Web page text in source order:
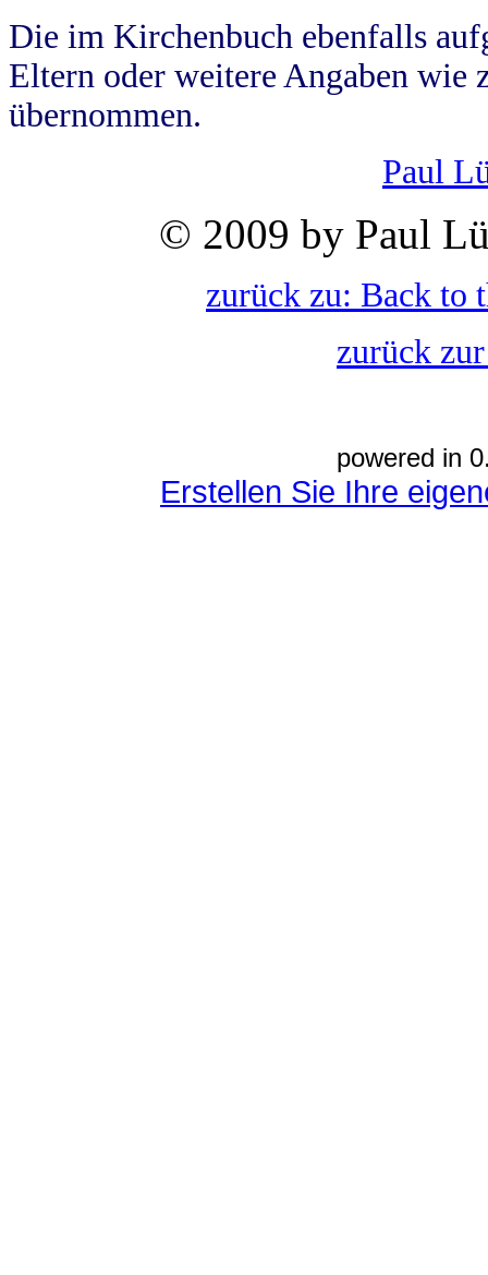
Die im Kirchenbuch ebenfalls
Eltern oder weitere Angaben wie
übernommen.
Paul
© 2009 by Paul
zurück zu: Back to
zurück
powered in
Erstellen Sie Ihre